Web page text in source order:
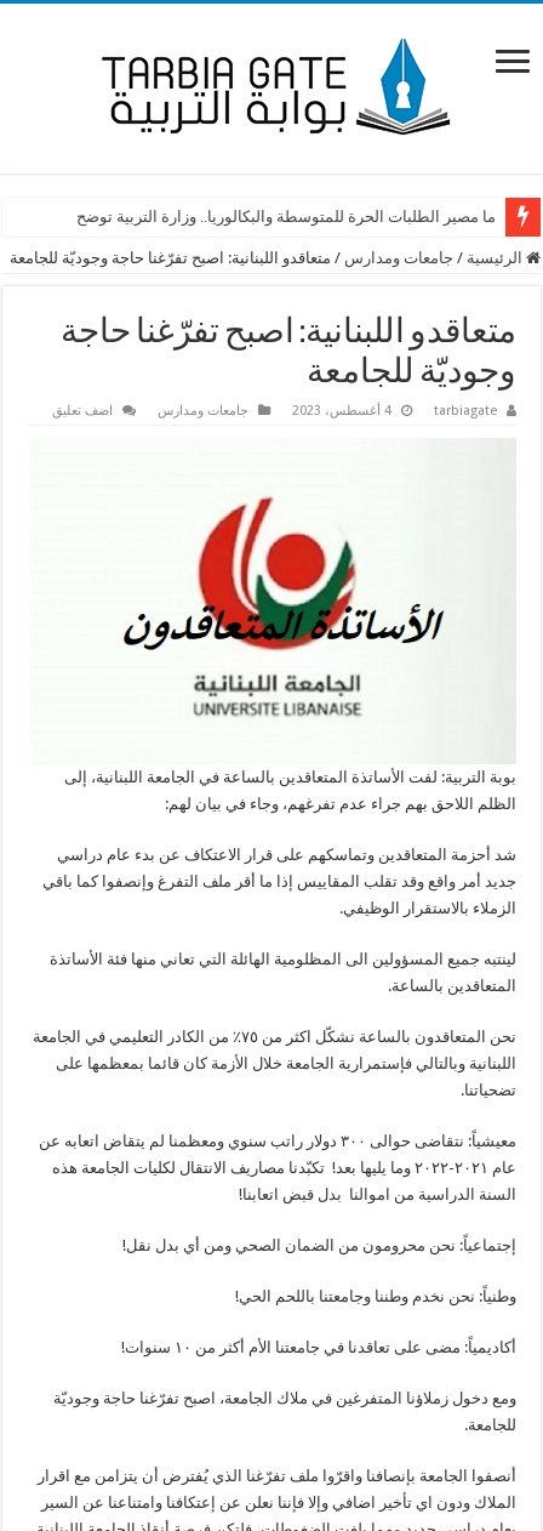
ما مصير الطلبات الحرة للمتوسطة والبكالوريا.. وزارة التربية توضح
الرئيسية / جامعات ومدارس / متعاقدو اللبنانية: اصبح تفرّغنا حاجة وجوديّة للجامعة
متعاقدو اللبنانية: اصبح تفرّغنا حاجة
وجوديّة للجامعة
tarbiagate 4 أغسطس، 2023 جامعات ومدارس اضف تعليق
بوبة التربية: لفت الأساتذة المتعاقدين بالساعة في الجامعة اللبنانية، إلى
الظلم اللاحق بهم جراء عدم تفرغهم، وجاء في بيان لهم:
شد أحزمة المتعاقدين وتماسكهم على قرار الاعتكاف عن بدء عام دراسي
جديد أمر واقع وقد تقلب المقاييس إذا ما أقر ملف التفرغ وإنصفوا كما باقي
الزملاء بالاستقرار الوظيفي.
لينتبه جميع المسؤولين الى المظلومية الهائلة التي تعاني منها فئة الأساتذة
المتعاقدين بالساعة.
نحن المتعاقدون بالساعة نشكّل اكثر من ٧٥٪؜ من الكادر التعليمي في الجامعة
اللبنانية وبالتالي فإستمرارية الجامعة خلال الأزمة كان قائما بمعظمها على
تضحياتنا.
معيشياً: نتقاضى حوالى ٣٠٠ دولار راتب سنوي ومعظمنا لم يتقاض اتعابه عن
عام ٢٠٢١-٢٠٢٢ وما يليها بعد! تكبّدنا مصاريف الانتقال لكليات الجامعة هذه
السنة الدراسية من اموالنا بدل قبض اتعابنا!
إجتماعياً: نحن محرومون من الضمان الصحي ومن أي بدل نقل!
وطنياً: نحن نخدم وطننا وجامعتنا باللحم الحي!
أكاديمياً: مضى على تعاقدنا في جامعتنا الأم أكثر من ١٠ سنوات!
ومع دخول زملاؤنا المتفرغين في ملاك الجامعة، اصبح تفرّغنا حاجة وجوديّة
للجامعة.
أنصفوا الجامعة بإنصافنا واقرّوا ملف تفرّغنا الذي يُفترض أن يتزامن مع اقرار
الملاك ودون اي تأخير اضافي وإلا فإننا نعلن عن إعتكافنا وامتناعنا عن السير